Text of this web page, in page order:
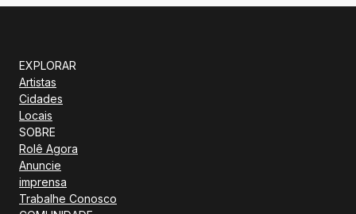
EXPLORAR
Artistas
Cidades
Locais
SOBRE
Rolê Agora
Anuncie
imprensa
Trabalhe Conosco